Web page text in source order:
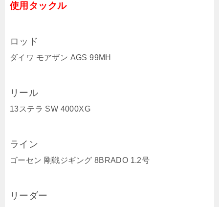
使用タックル
ロッド
ダイワ モアザン AGS 99MH
リール
13ステラ SW 4000XG
ライン
ゴーセン 剛戦ジギング 8BRADO 1.2号
リーダー